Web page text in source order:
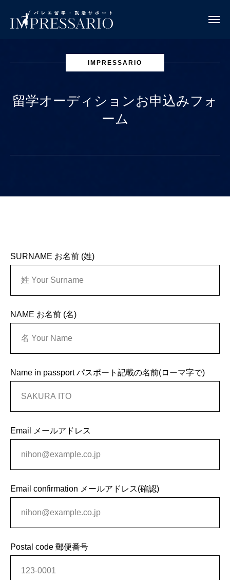
IMPRESSARIO
留学オーディションお申込みフォ
ーム
SURNAME お名前 (姓)
NAME お名前 (名)
Name in passport パスポート記載の名前(ローマ字で)
Email メールアドレス
Email confirmation メールアドレス(確認)
Postal code 郵便番号